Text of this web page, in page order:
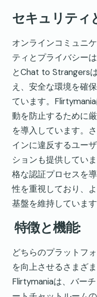
セキュリティ
オンラインコミュニ
ティとプライバシー
とChat to Strangers
え、安全な環境を確
ています。
動を防止するために
を導入しています。
インに違反するユー
ションも提供してい
格な認証プロセスを
性を重視しており、
基盤を維持しています
特徴と機能:
どちらのプラットフ
を向上させるさまざ
Flirtymaniaは、バー